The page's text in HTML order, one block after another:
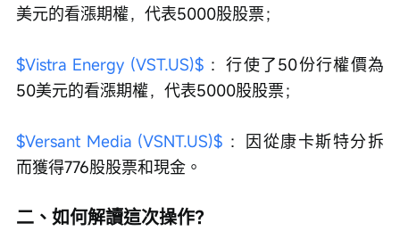
美元的看漲期權，代表5000股股票；
$Vistra Energy (VST.US)$ ：行使了50份行權價為
50美元的看漲期權，代表5000股股票；
$Versant Media (VSNT.US)$ ：因從康卡斯特分拆
而獲得776股股票和現金。
二、如何解讀這次操作？